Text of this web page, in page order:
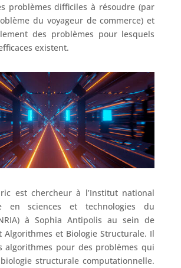
problèmes difficiles à résoudre (par
du voyageur de commerce) et
des problèmes pour lesquels
existent.
est chercheur à l’Institut national
en sciences et technologies du
à Sophia Antipolis au sein de
Algorithmes et Biologie Structurale. Il
algorithmes pour des problèmes qui
structurale computationnelle.